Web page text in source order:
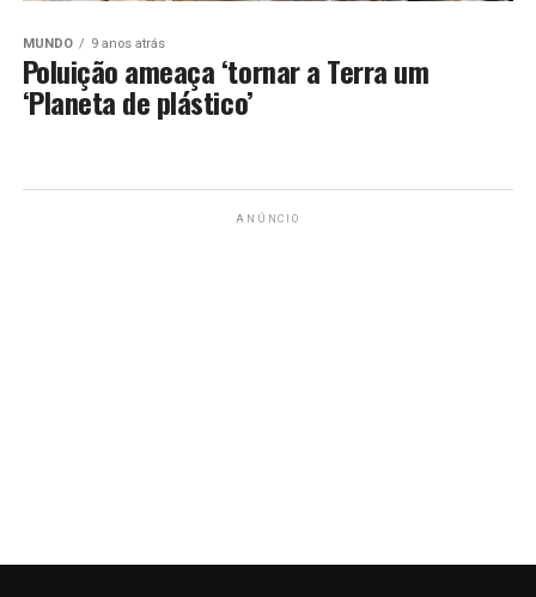
MUNDO 9 anos atrás
Poluição ameaça ‘tornar a Terra um
‘Planeta de plástico’
ANÚNCIO